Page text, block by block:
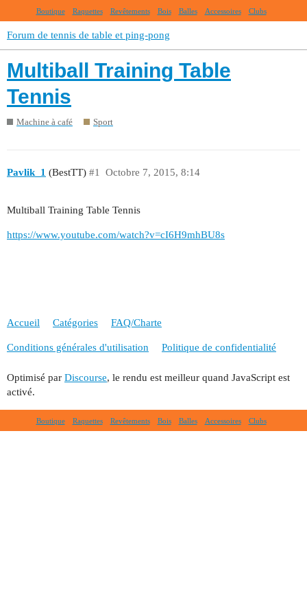
Boutique Raquettes Revêtements Bois Balles Accessoires Clubs
Forum de tennis de table et ping-pong
Multiball Training Table
Tennis
Machine à café Sport
Pavlik_1 (BestTT) Octobre 7, 2015, 8:14
#1
Multiball Training Table Tennis
https://www.youtube.com/watch?v=cI6H9mhBU8s
Accueil Catégories FAQ/Charte
Conditions générales d'utilisation Politique de confidentialité
Optimisé par Discourse, le rendu est meilleur quand JavaScript est
activé.
Boutique Raquettes Revêtements Bois Balles Accessoires Clubs